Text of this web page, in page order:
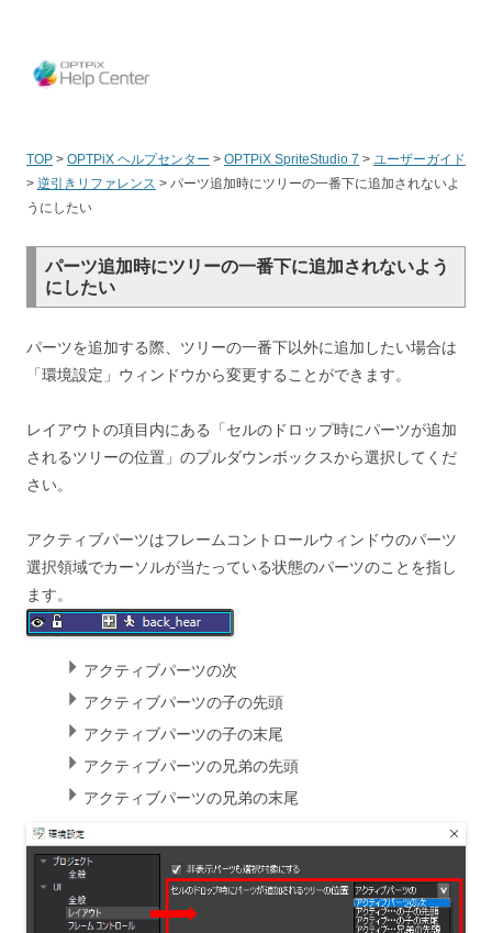
TOP > OPTPiX ヘルプセンター > OPTPiX SpriteStudio 7 > ユーザーガイド
> 逆引きリファレンス > パーツ追加時にツリーの一番下に追加されないよ
うにしたい
パーツ追加時にツリーの一番下に追加されないよう
にしたい
パーツを追加する際、ツリーの一番下以外に追加したい場合は
「環境設定」ウィンドウから変更することができます。
レイアウトの項目内にある「セルのドロップ時にパーツが追加
されるツリーの位置」のプルダウンボックスから選択してくだ
さい。
アクティブパーツはフレームコントロールウィンドウのパーツ
選択領域でカーソルが当たっている状態のパーツのことを指し
ます。
アクティブパーツの次
アクティブパーツの子の先頭
アクティブパーツの子の末尾
アクティブパーツの兄弟の先頭
アクティブパーツの兄弟の末尾